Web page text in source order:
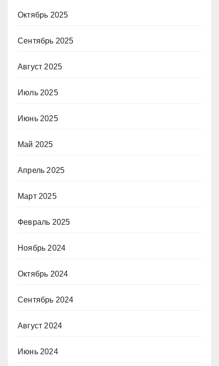
Октябрь 2025
Сентябрь 2025
Август 2025
Июль 2025
Июнь 2025
Май 2025
Апрель 2025
Март 2025
Февраль 2025
Ноябрь 2024
Октябрь 2024
Сентябрь 2024
Август 2024
Июнь 2024